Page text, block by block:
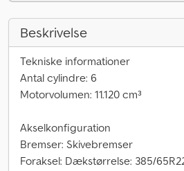
Beskrivelse
Tekniske informationer
Antal cylindre: 6
Motorvolumen: 11.120 cm³
Akselkonfiguration
Bremser: Skivebremser
Foraksel: Dækstørrelse: 385/